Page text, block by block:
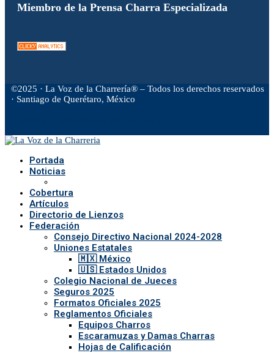
Miembro de la Prensa Charra Especializada
©2025 · La Voz de la Charrería® – Todos los derechos reservados
· Santiago de Querétaro, México
Portada
Noticias
Cobertura
Artículos
Directorio de Lienzos
Federación
Consejo Directivo Nacional 2024-2028
Uniones Estatales
🇲🇽 México
🇺🇸 Estados Unidos
Colegio Nacional de Jueces
Seguros 2025
Formatos Oficiales 2025
Reglamentos Oficiales
Equipos Charros
Escaramuzas y Damas Charras
Hojas de Calificación